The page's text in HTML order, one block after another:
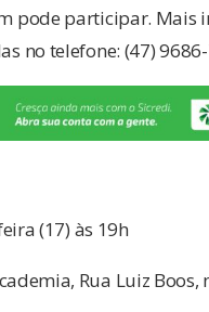
pode participar. Mais
no telefone: (47)
(17) às 19h
Rua Luiz Boos,